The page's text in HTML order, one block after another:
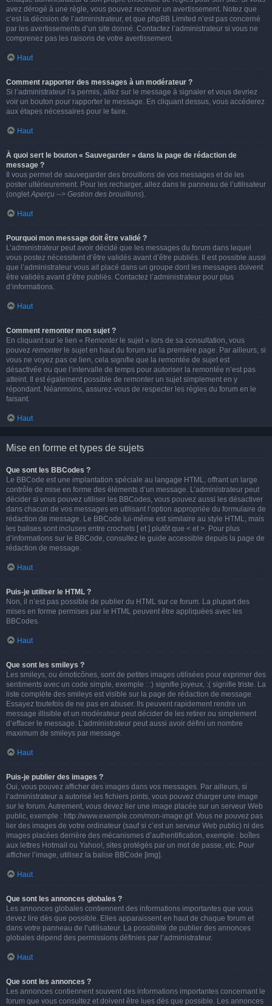
avez dérogé à une règle, vous pouvez recevoir un avertissement. Notez que
c’est la décision de l’administrateur, et que phpBB Limited n’est pas concerné
par les avertissements d’un site donné. Contactez l’administrateur si vous ne
comprenez pas les raisons de votre avertissement.
Haut
Comment rapporter des messages à un modérateur ?
Si l’administrateur l’a permis, allez sur le message à signaler et vous devriez
voir un bouton pour rapporter le message. En cliquant dessus, vous accéderez
aux étapes nécessaires pour le faire.
Haut
À quoi sert le bouton « Sauvegarder » dans la page de rédaction de
message ?
Il vous permet de sauvegarder des brouillons de vos messages et de les
poster ultérieurement. Pour les recharger, allez dans le panneau de l’utilisateur
(ongletAperçu --> Gestion des brouillons).
Haut
Pourquoi mon message doit être validé ?
L’administrateur peut avoir décidé que les messages du forum dans lequel
vous postez nécessitent d’être validés avant d’être publiés. Il est possible aussi
que l’administrateur vous ait placé dans un groupe dont les messages doivent
être validés avant d’être publiés. Contactez l’administrateur pour plus
d’informations.
Haut
Comment remonter mon sujet ?
En cliquant sur le lien « Remonter le sujet » lors de sa consultation, vous
pouvez remonterle sujet en haut du forum sur la première page. Par ailleurs, si
vous ne voyez pas ce lien, cela signifie que la remontée de sujet est
désactivée ou que l’intervalle de temps pour autoriser la remontée n’est pas
atteint. Il est également possible de remonter un sujet simplement en y
répondant. Néanmoins, assurez-vous de respecter les règles du forum en le
faisant.
Haut
Mise en forme et types de sujets
Que sont les BBCodes ?
Le BBCode est une implantation spéciale au langage HTML, offrant un large
contrôle de mise en forme des éléments d’un message. L’administrateur peut
décider si vous pouvez utiliser les BBCodes, vous pouvez aussi les désactiver
dans chacun de vos messages en utilisant l’option appropriée du formulaire de
rédaction de message. Le BBCode lui-même est similaire au style HTML, mais
les balises sont incluses entre crochets [ et ] plutôt que < et >. Pour plus
d’informations sur le BBCode, consultez le guide accessible depuis la page de
rédaction de message.
Haut
Puis-je utiliser le HTML ?
Non, il n’est pas possible de publier du HTML sur ce forum. La plupart des
mises en forme permises par le HTML peuvent être appliquées avec les
BBCodes.
Haut
Que sont les smileys ?
Les smileys, ou émoticônes, sont de petites images utilisées pour exprimer des
sentiments avec un code simple, exemple : :) signifie joyeux, :( signifie triste. La
liste complète des smileys est visible sur la page de rédaction de message.
Essayez toutefois de ne pas en abuser. Ils peuvent rapidement rendre un
message illisible et un modérateur peut décider de les retirer ou simplement
d’effacer le message. L’administrateur peut aussi avoir défini un nombre
maximum de smileys par message.
Haut
Puis-je publier des images ?
Oui, vous pouvez afficher des images dans vos messages. Par ailleurs, si
l’administrateur a autorisé les fichiers joints, vous pouvez charger une image
sur le forum. Autrement, vous devez lier une image placée sur un serveur Web
public, exemple : http://www.exemple.com/mon-image.gif. Vous ne pouvez pas
lier des images de votre ordinateur (sauf si c’est un serveur Web public) ni des
images placées derrière des mécanismes d’authentification, exemple : boîtes
aux lettres Hotmail ou Yahoo!, sites protégés par un mot de passe, etc. Pour
afficher l’image, utilisez la balise BBCode [img].
Haut
Que sont les annonces globales ?
Les annonces globales contiennent des informations importantes que vous
devez lire dès que possible. Elles apparaissent en haut de chaque forum et
dans votre panneau de l’utilisateur. La possibilité de publier des annonces
globales dépend des permissions définies par l’administrateur.
Haut
Que sont les annonces ?
Les annonces contiennent souvent des informations importantes concernant le
forum que vous consultez et doivent être lues dès que possible. Les annonces